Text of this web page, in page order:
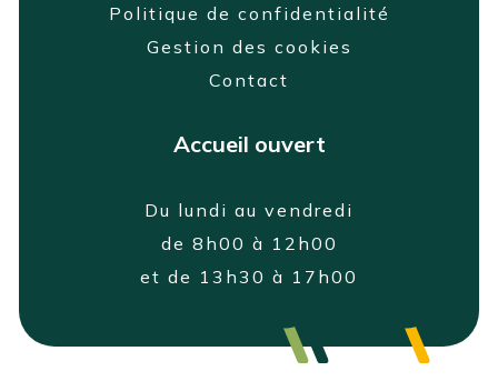
Politique de confidentialité
Gestion des cookies
Contact
Accueil ouvert
Du lundi au vendredi
de 8h00 à 12h00
et de 13h30 à 17h00